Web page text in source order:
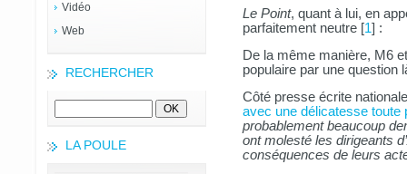
Vidéo
Web
RECHERCHER
LA POULE
Le Point, quant à lui, en
parfaitement neutre [1] :
De la même manière, M6
populaire par une question
Côté presse écrite
avec une délicatesse toute
probablement beaucoup
ont molesté les dirigeants
conséquences de leurs